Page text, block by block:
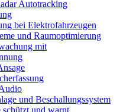
Autotracking​
bei Elektrofahrzeugen
und Raumoptimierung
mit
und Beschallungssystem
schützt und warnt